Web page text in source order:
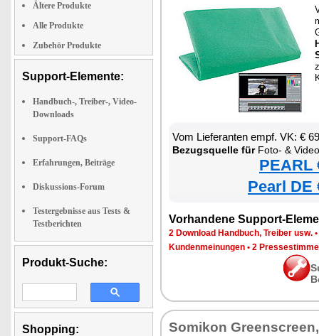
Ältere Produkte
Alle Produkte
Zubehör Produkte
Support-Elemente:
Handbuch-, Treiber-, Video-
Downloads
Support-FAQs
Erfahrungen, Beiträge
Diskussions-Forum
Testergebnisse aus Tests &
Testberichten
Produkt-Suche:
Shopping:
Vom Lieferanten empf. VK: €
Bezugsquelle fürFoto- &
PEARL
Pearl DE
Vorhandene Support-
2 Download Handbuch, Treiber usw. •
Kundenmeinungen • 2
Somikon Greenscreen,